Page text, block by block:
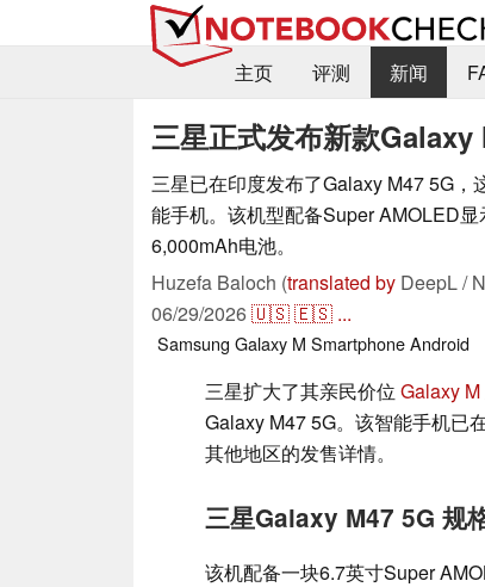
主页
评测 新闻
三星正式发布新款
三星已在印度发布了Galaxy M47 5G，
能手机。该机型配备Super AMOLED
6,000mAh电池。
Huzefa Baloch (translated by DeepL /
06/29/2026🇺🇸🇪🇸 ...
Samsung Galaxy M SmartphoneAndroid
三星扩大了其亲民价位 Galaxy M
Galaxy M47 5G。该智能手机已
其他地区的发售详情。
三星Galaxy M47 5G 规
该机配备一块6.7英寸Super